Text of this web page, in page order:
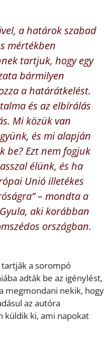
a határok szabad
mértékben
tartjuk, hogy egy
bármilyen
a határátkelést.
és az elbírálás
Mi közük van
és mi alapján
be? Ezt nem fogjuk
élünk, és ha
Unió illetékes
– mondta a
aki korábban
országban.
a sorompó
adták be az igénylést,
megmondani nekik, hogy
az autóra
küldik ki, ami napokat